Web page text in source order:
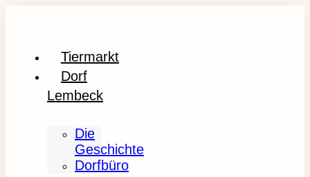
Tiermarkt
Dorf
Lembeck
Die
Geschichte
Dorfbüro